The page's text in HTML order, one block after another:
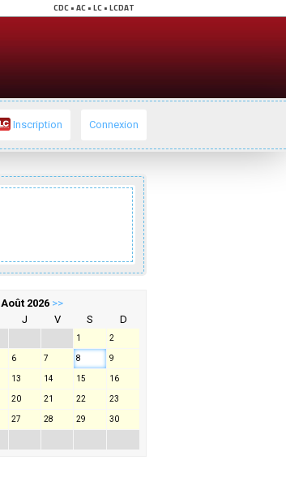
Inscription Connexion
Août 2026 >>
J V S D
1 2
6 7 8 9
13 14 15 16
20 21 22 23
27 28 29 30